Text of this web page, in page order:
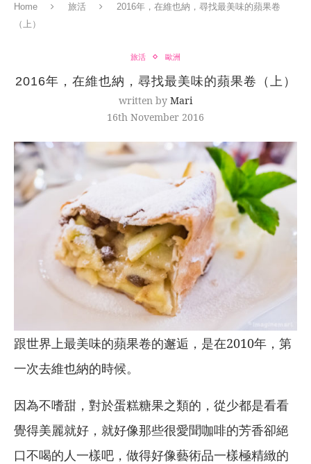
Home 旅活
2016年，在維也納，尋找最美味的蘋果卷
（上）
旅活 歐洲
2016年，在維也納，尋找最美味的蘋果卷（上）
written by Mari
16th November 2016
跟世界上最美味的蘋果卷的邂逅，是在2010年，第
一次去維也納的時候。
因為不嗜甜，對於蛋糕糖果之類的，從少都是看看
覺得美麗就好，就好像那些很愛聞咖啡的芳香卻絕
口不喝的人一樣吧，做得好像藝術品一樣極精緻的